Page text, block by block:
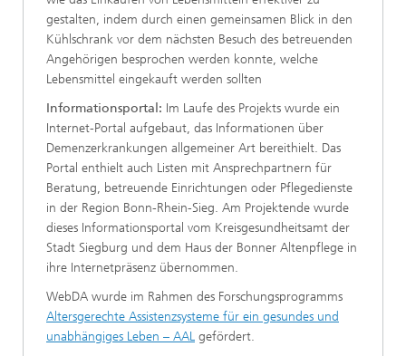
gestalten, indem durch einen gemeinsamen Blick in den
Kühlschrank vor dem nächsten Besuch des betreuenden
Angehörigen besprochen werden konnte, welche
Lebensmittel eingekauft werden sollten
Informationsportal: Im Laufe des Projekts wurde ein
Internet-Portal aufgebaut, das Informationen über
Demenzerkrankungen allgemeiner Art bereithielt. Das
Portal enthielt auch Listen mit Ansprechpartnern für
Beratung, betreuende Einrichtungen oder Pflegedienste
in der Region Bonn-Rhein-Sieg. Am Projektende wurde
dieses Informationsportal vom Kreisgesundheitsamt der
Stadt Siegburg und dem Haus der Bonner Altenpflege in
ihre Internetpräsenz übernommen.
WebDA wurde im Rahmen des Forschungsprogramms
Altersgerechte Assistenzsysteme für ein gesundes und
unabhängiges Leben – AAL gefördert.